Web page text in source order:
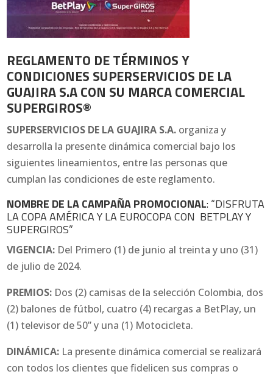
REGLAMENTO DETÉRMINOS Y
CONDICIONES SUPERSERVICIOS DE LA
GUAJIRA S.ACON SU MARCA COMERCIAL
SUPERGIROS®
SUPERSERVICIOS DE LA GUAJIRA S.A. organiza y
desarrolla la presente dinámica comercial bajo los
siguientes lineamientos, entre las personas que
cumplan las condiciones de este reglamento.
NOMBRE DE LA CAMPAÑA PROMOCIONAL: “DISFRUTA
LA COPA AMÉRICA Y LA EUROCOPA CON BETPLAY Y
SUPERGIROS”
VIGENCIA: Del Primero (1) de junio al treinta y uno (31)
de julio de 2024.
PREMIOS: Dos (2) camisas de la selección Colombia, dos
(2) balones de fútbol, cuatro (4) recargas a BetPlay, un
(1) televisor de 50” y una (1) Motocicleta.
DINÁMICA: La presente dinámica comercial se realizará
con todos los clientes que fidelicen sus compras o